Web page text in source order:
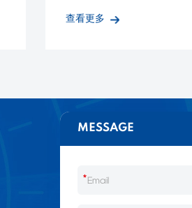
查看更多
MESSAGE
*